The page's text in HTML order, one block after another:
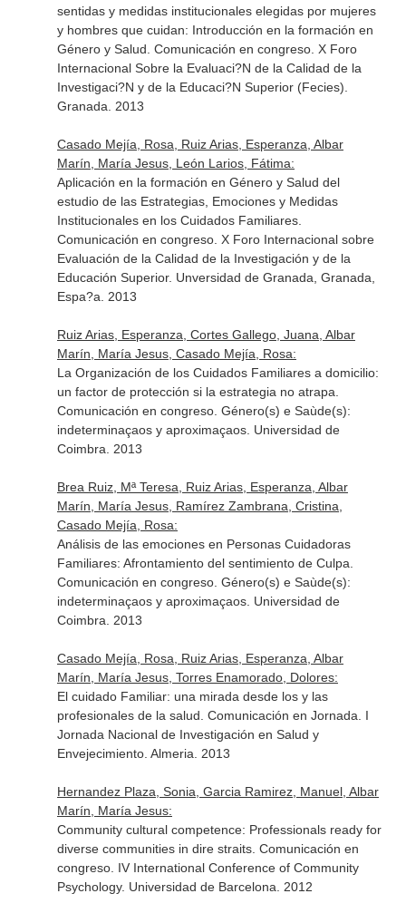
sentidas y medidas institucionales elegidas por mujeres
y hombres que cuidan: Introducción en la formación en
Género y Salud. Comunicación en congreso. X Foro
Internacional Sobre la Evaluaci?N de la Calidad de la
Investigaci?N y de la Educaci?N Superior (Fecies).
Granada. 2013
Casado Mejía, Rosa, Ruiz Arias, Esperanza, Albar
Marín, María Jesus, León Larios, Fátima:
Aplicación en la formación en Género y Salud del
estudio de las Estrategias, Emociones y Medidas
Institucionales en los Cuidados Familiares.
Comunicación en congreso. X Foro Internacional sobre
Evaluación de la Calidad de la Investigación y de la
Educación Superior. Unversidad de Granada, Granada,
Espa?a. 2013
Ruiz Arias, Esperanza, Cortes Gallego, Juana, Albar
Marín, María Jesus, Casado Mejía, Rosa:
La Organización de los Cuidados Familiares a domicilio:
un factor de protección si la estrategia no atrapa.
Comunicación en congreso. Género(s) e Saùde(s):
indeterminaçaos y aproximaçaos. Universidad de
Coimbra. 2013
Brea Ruiz, Mª Teresa, Ruiz Arias, Esperanza, Albar
Marín, María Jesus, Ramírez Zambrana, Cristina,
Casado Mejía, Rosa:
Análisis de las emociones en Personas Cuidadoras
Familiares: Afrontamiento del sentimiento de Culpa.
Comunicación en congreso. Género(s) e Saùde(s):
indeterminaçaos y aproximaçaos. Universidad de
Coimbra. 2013
Casado Mejía, Rosa, Ruiz Arias, Esperanza, Albar
Marín, María Jesus, Torres Enamorado, Dolores:
El cuidado Familiar: una mirada desde los y las
profesionales de la salud. Comunicación en Jornada. I
Jornada Nacional de Investigación en Salud y
Envejecimiento. Almeria. 2013
Hernandez Plaza, Sonia, Garcia Ramirez, Manuel, Albar
Marín, María Jesus:
Community cultural competence: Professionals ready for
diverse communities in dire straits. Comunicación en
congreso. IV International Conference of Community
Psychology. Universidad de Barcelona. 2012